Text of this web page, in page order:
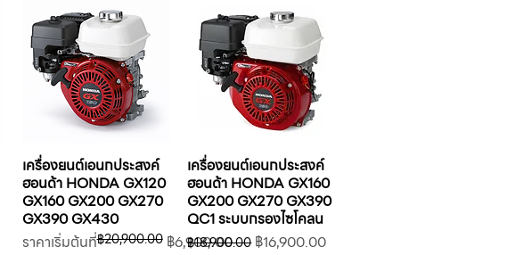
เครื่องยนต์เอนกประสงค์
ฮอนด้า HONDA GX120
GX160 GX200 GX270
GX390 GX430
ราคาเริ่มต้นที่
ราคาปกติ ฿20,900.00 ฿6,900.00
ราคาขายลด
เครื่องยนต์เอนกประสงค์
ฮอนด้า HONDA GX160
GX200 GX270 GX390
QC1 ระบบกรองไซโคลน
ราคาปกติ
฿18,900.00 ราคาขายลด
฿16,900.00